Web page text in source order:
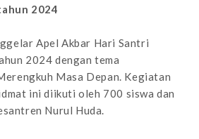
2024
Apel Akbar Hari Santri
2024 dengan tema
Masa Depan. Kegiatan
ini diikuti oleh 700 siswa dan
Nurul Huda.